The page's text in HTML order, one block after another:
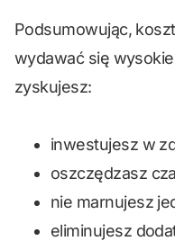
Podsumowując,
wydawać się
zyskujesz:
inwestujesz w
oszczędzasz
nie marnujesz
eliminujesz